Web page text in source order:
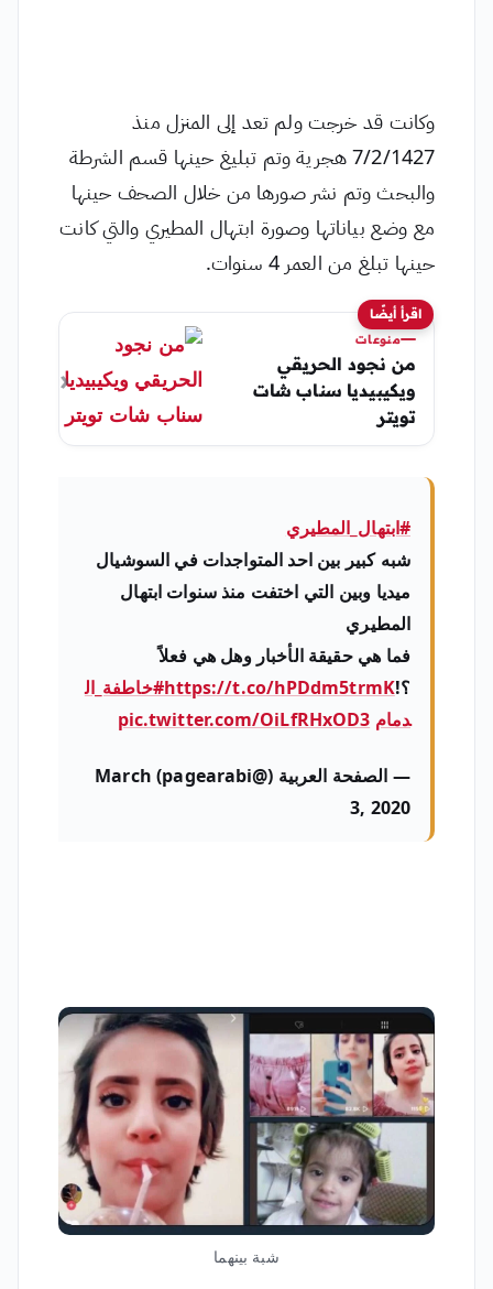
وكانت قد خرجت ولم تعد إلى المنزل منذ
7/2/1427 هجرية وتم تبليغ حينها قسم الشرطة
والبحث وتم نشر صورها من خلال الصحف حينها
مع وضع بياناتها وصورة ابتهال المطيري والتي كانت
حينها تبلغ من العمر 4 سنوات.
اقرأ أيضًا
منوعات
من نجود الحريقي
ويكيبيديا سناب شات
تويتر
#ابتهال_المطيري
شبه كبير بين احد المتواجدات في السوشيال
ميديا وبين التي اختفت منذ سنوات ابتهال
المطيري
فما هي حقيقة الأخبار وهل هي فعلاً
؟!https://t.co/hPDdm5trmK#خاطفة_ال
دمام pic.twitter.com/OiLfRHxOD3
— الصفحة العربية (@pagearabi) March
3, 2020
شبة بينهما